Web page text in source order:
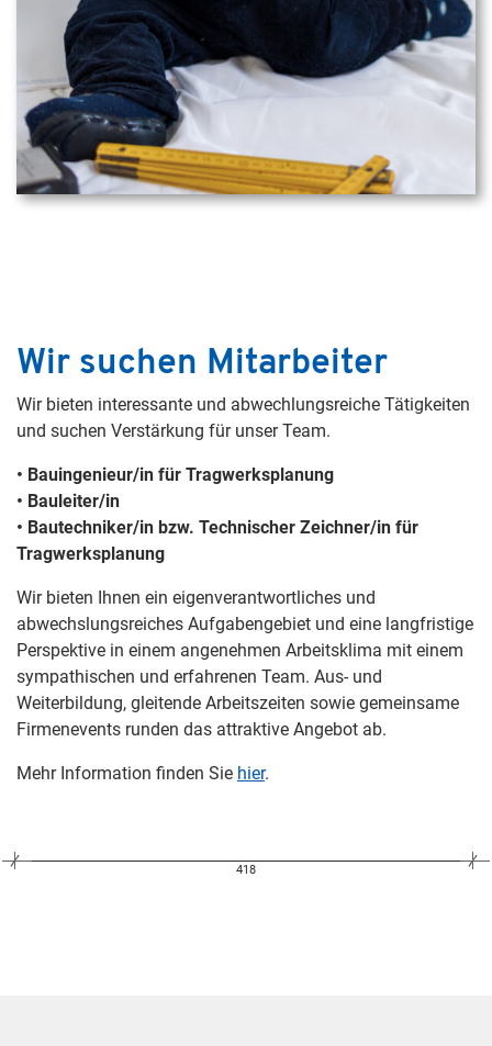
Wir suchen Mitarbeiter
Wir bieten interessante und abwechlungsreiche Tätigkeiten
und suchen Verstärkung für unser Team.
• Bauingenieur/in für Tragwerksplanung
• Bauleiter/in
• Bautechniker/in bzw. Technischer Zeichner/in für
Tragwerksplanung
Wir bieten Ihnen ein eigenverantwortliches und
abwechslungsreiches Aufgabengebiet und eine langfristige
Perspektive in einem angenehmen Arbeitsklima mit einem
sympathischen und erfahrenen Team. Aus- und
Weiterbildung, gleitende Arbeitszeiten sowie gemeinsame
Firmenevents runden das attraktive Angebot ab.
Mehr Information finden Sie hier.
418